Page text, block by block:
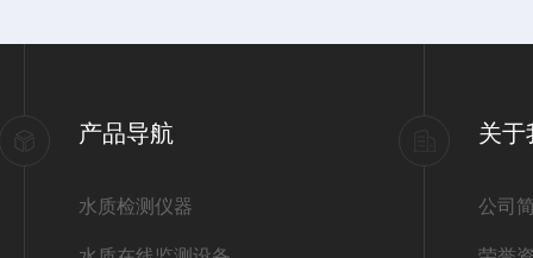
产品导航
水质检测仪器
关于
公司